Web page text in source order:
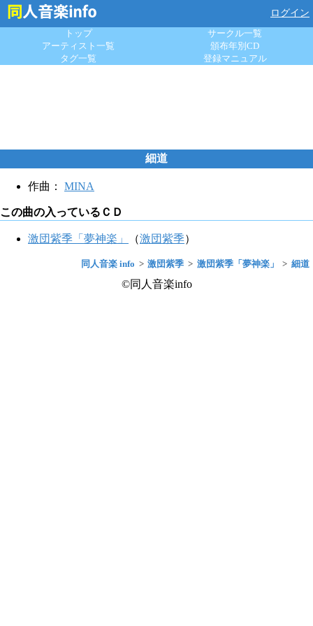
ログイン
トップ
サークル一覧
アーティスト一覧
頒布年別CD
タグ一覧
登録マニュアル
細道
作曲： MINA
この曲の入っているＣＤ
激団紫季「夢神楽」 （激団紫季）
同人音楽 info 激団紫季 激団紫季「夢神楽」 細道
©同人音楽info